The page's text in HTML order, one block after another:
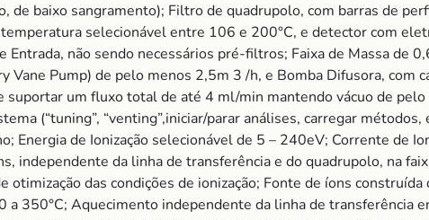
baixo sangramento); Filtro de quadrupolo, com barras de
selecionável entre 106 e 200°C, e detector com
não sendo necessários pré-filtros; Faixa de Massa de
Vane Pump) de pelo menos 2,5m 3 /h, e Bomba Difusora, com
suportar um fluxo total de até 4 ml/min mantendo vácuo de
(“tuning”, “venting”,iniciar/parar análises, carregar métodos,
Energia de Ionização selecionável de 5 – 240eV; Corrente de
independente da linha de transferência e do quadrupolo, na
otimização das condições de ionização; Fonte de íons
a 350°C; Aquecimento independente da linha de transferência